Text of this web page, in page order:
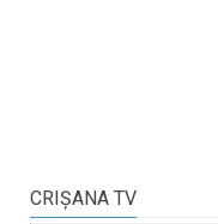
CRIŞANA TV